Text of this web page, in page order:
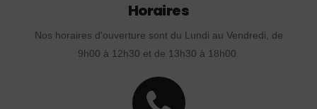
Horaires
Nos horaires d'ouverture sont du Lundi au Vendredi, de
9h00 à 12h30 et de 13h30 à 18h00.